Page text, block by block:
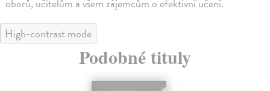
High-contrast mode
Podobné tituly